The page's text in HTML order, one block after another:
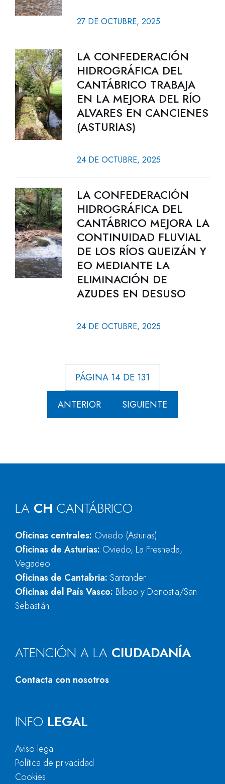
27 DE OCTUBRE, 2025
LA CONFEDERACIÓN
HIDROGRÁFICA DEL
CANTÁBRICO TRABAJA
EN LA MEJORA DEL RÍO
ALVARES EN CANCIENES
(ASTURIAS)
24 DE OCTUBRE, 2025
LA CONFEDERACIÓN
HIDROGRÁFICA DEL
CANTÁBRICO MEJORA LA
CONTINUIDAD FLUVIAL
DE LOS RÍOS QUEIZÁN Y
EO MEDIANTE LA
ELIMINACIÓN DE
AZUDES EN DESUSO
24 DE OCTUBRE, 2025
PÁGINA 14 DE 131
ANTERIOR SIGUIENTE
LA CH CANTÁBRICO
Oficinas centrales: Oviedo (Asturias)
Oficinas de Asturias: Oviedo, La Fresneda,
Vegadeo
Oficinas de Cantabria: Santander
Oficinas del País Vasco: Bilbao y Donostia/San
Sebastián
ATENCIÓN A LA CIUDADANÍA
Contacta con nosotros
INFO LEGAL
Aviso legal
Política de privacidad
Cookies